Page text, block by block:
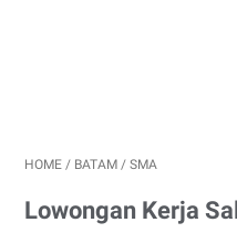
HOME / BATAM / SMA
Lowongan Kerja